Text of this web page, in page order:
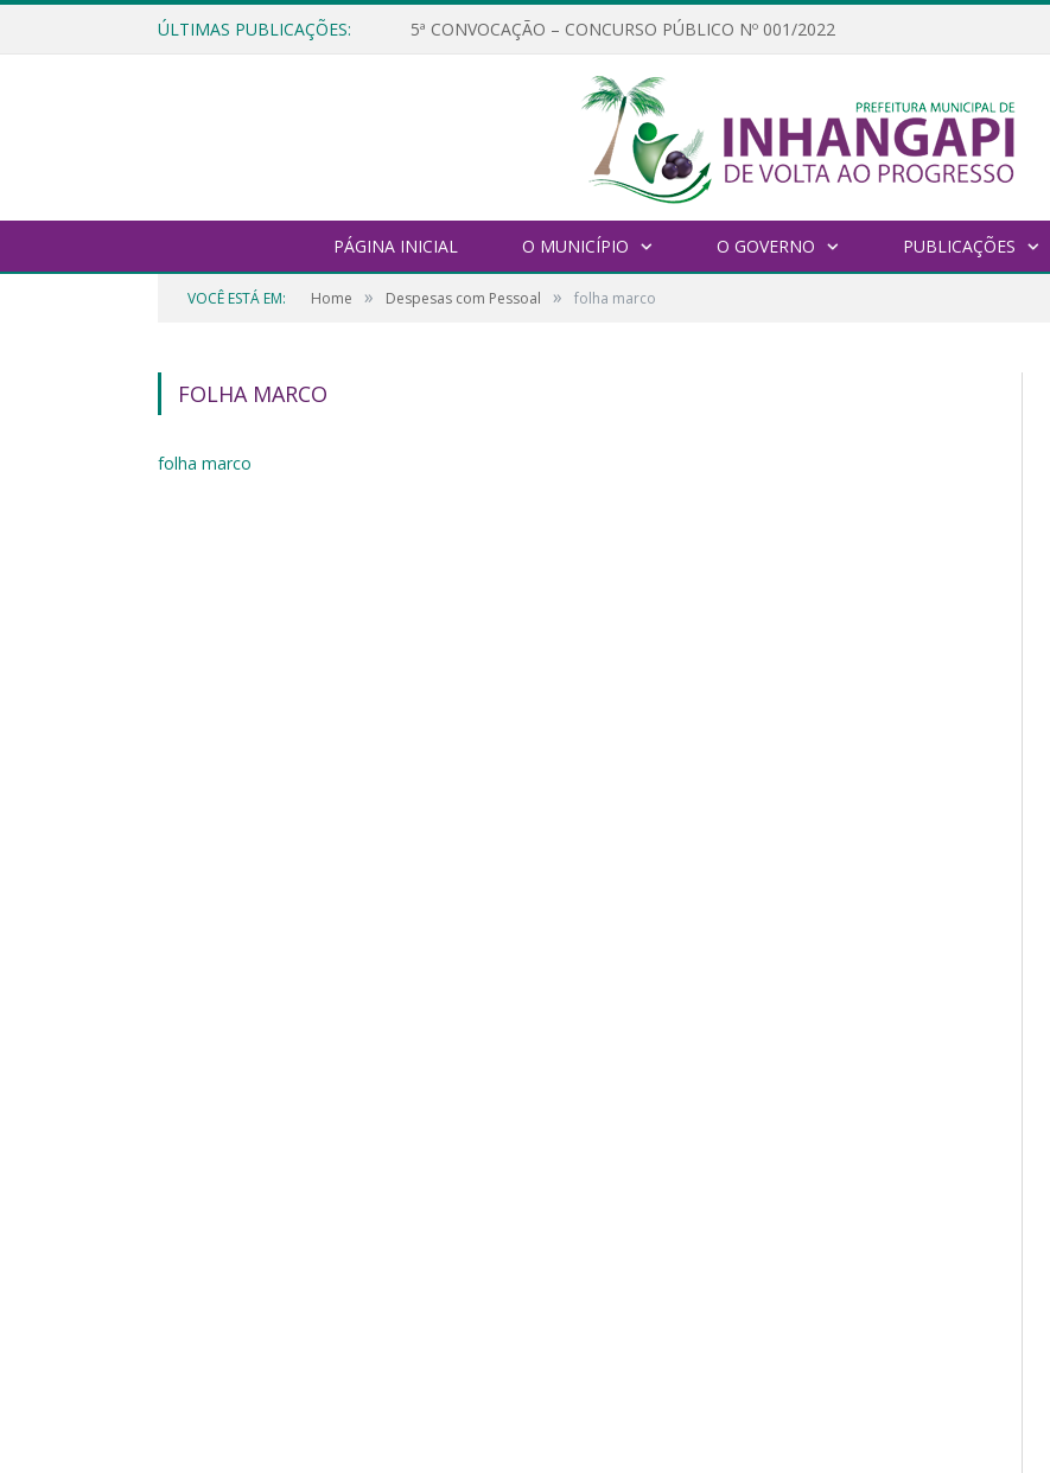
ÚLTIMAS PUBLICAÇÕES: 5ª CONVOCAÇÃO – CONCURSO PÚBLICO Nº 001/2022
PÁGINA INICIAL O MUNICÍPIO O GOVERNO PUBLICAÇÕES
VOCÊ ESTÁ EM: Home » Despesas com Pessoal » folha marco
FOLHA MARCO
folha marco